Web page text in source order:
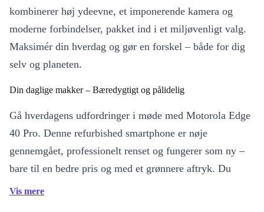
kombinerer høj ydeevne, et imponerende kamera og
moderne forbindelser, pakket ind i et miljøvenligt valg.
Maksimér din hverdag og gør en forskel – både for dig
selv og planeten.
Din daglige makker – Bæredygtigt og pålidelig
Gå hverdagens udfordringer i møde med Motorola Edge
40 Pro. Denne refurbished smartphone er nøje
gennemgået, professionelt renset og fungerer som ny –
bare til en bedre pris og med et grønnere aftryk. Du
sparer penge, reducerer elektronikaffald og får alligevel
Vis mere